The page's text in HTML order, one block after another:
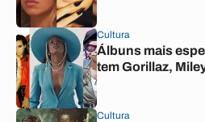
Cultura
Álbuns mais
tem Gorillaz,
Cultura